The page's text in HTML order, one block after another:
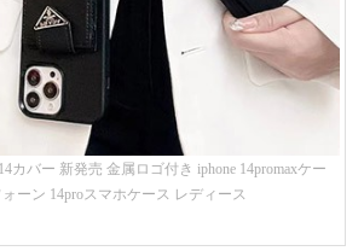
カバー 新発売 金属ロゴ付き iphone 14promaxケー
ーン 14proスマホケース レディース